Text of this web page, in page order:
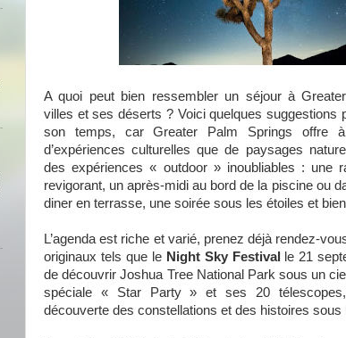
A quoi peut bien ressembler un séjour à
villes et ses déserts ? Voici quelques suggestions
son temps, car Greater Palm Springs offre
d’expériences culturelles que de paysages
des expériences « outdoor » inoubliables : une
revigorant, un après-midi au bord de la piscine ou
diner en terrasse, une soirée sous les étoiles et
L’agenda est riche et varié, prenez déjà rendez-
originaux tels que le Night Sky Festival
le 21
de découvrir Joshua Tree National Park sous un
spéciale « Star Party » et ses 20
découverte des constellations et des histoires sous